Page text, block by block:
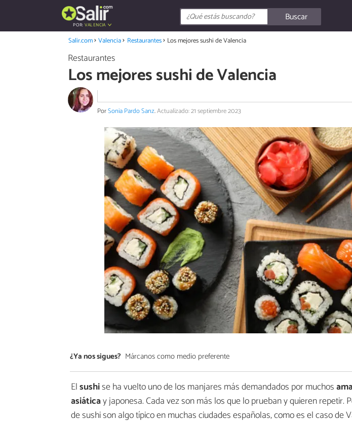
POR:VALENCIA
Buscar
Salir.com Valencia Restaurantes Los mejores sushi de Valencia
Restaurantes
Los mejores sushi de Valencia
PorSonia Pardo Sanz.Actualizado: 21 septiembre 2023
¿Ya nos sigues? Márcanos como medio preferente
Elsushise ha vuelto uno de los manjares más demandados por muchos
asiáticay japonesa. Cada vez son más los que lo prueban y quieren repetir.
de sushi son algo típico en muchas ciudades españolas, como es el caso de